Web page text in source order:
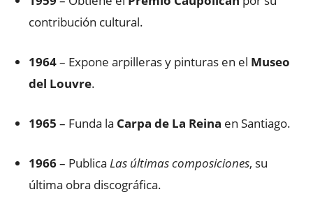
contribución cultural.
1964– Expone arpilleras y pinturas en el Museo
del Louvre.
1965 – Funda la Carpa de La Reina en Santiago.
1966– Publica Las últimas composiciones, su
última obra discográfica.